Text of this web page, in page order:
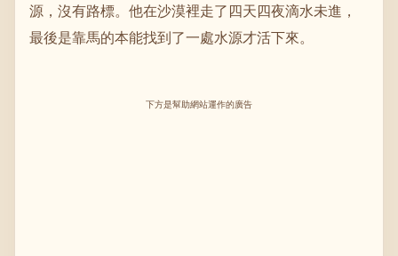
源，沒有路標。他在沙漠裡走了四天四夜滴水未進，
最後是靠馬的本能找到了一處水源才活下來。
下方是幫助網站運作的廣告